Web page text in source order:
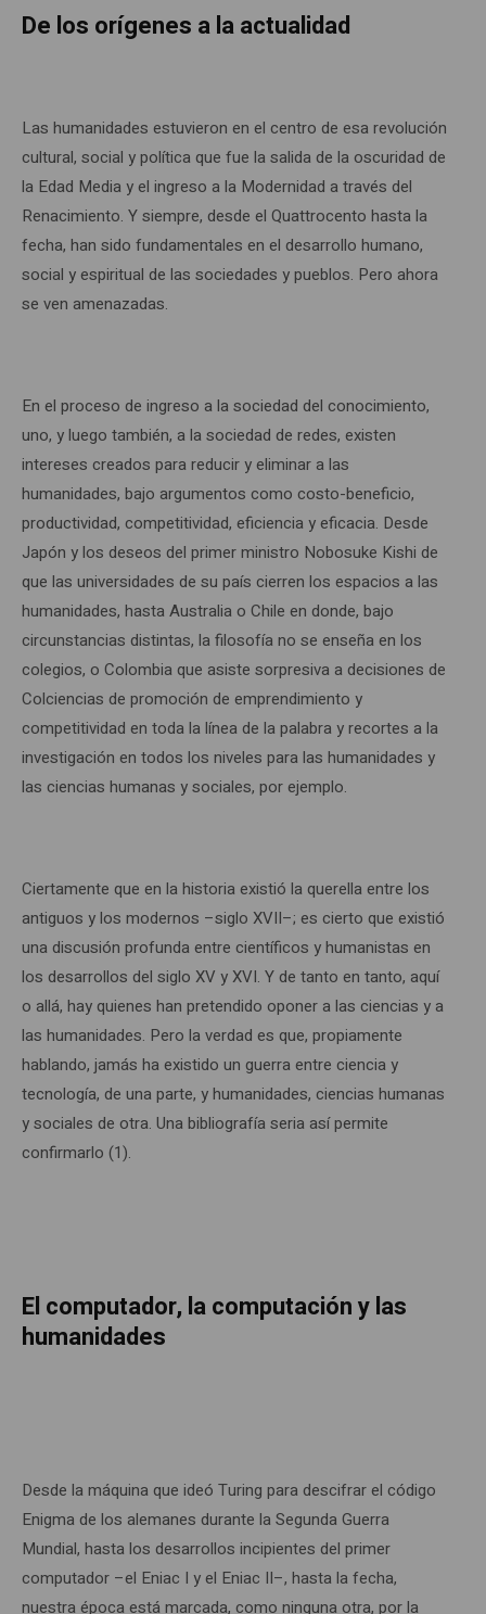
De los orígenes a la actualidad
Las humanidades estuvieron en el centro de esa revolución
cultural, social y política que fue la salida de la oscuridad de
la Edad Media y el ingreso a la Modernidad a través del
Renacimiento. Y siempre, desde el Quattrocento hasta la
fecha, han sido fundamentales en el desarrollo humano,
social y espiritual de las sociedades y pueblos. Pero ahora
se ven amenazadas.
En el proceso de ingreso a la sociedad del conocimiento,
uno, y luego también, a la sociedad de redes, existen
intereses creados para reducir y eliminar a las
humanidades, bajo argumentos como costo-beneficio,
productividad, competitividad, eficiencia y eficacia. Desde
Japón y los deseos del primer ministro Nobosuke Kishi de
que las universidades de su país cierren los espacios a las
humanidades, hasta Australia o Chile en donde, bajo
circunstancias distintas, la filosofía no se enseña en los
colegios, o Colombia que asiste sorpresiva a decisiones de
Colciencias de promoción de emprendimiento y
competitividad en toda la línea de la palabra y recortes a la
investigación en todos los niveles para las humanidades y
las ciencias humanas y sociales, por ejemplo.
Ciertamente que en la historia existió la querella entre los
antiguos y los modernos –siglo XVII–; es cierto que existió
una discusión profunda entre científicos y humanistas en
los desarrollos del siglo XV y XVI. Y de tanto en tanto, aquí
o allá, hay quienes han pretendido oponer a las ciencias y a
las humanidades. Pero la verdad es que, propiamente
hablando, jamás ha existido un guerra entre ciencia y
tecnología, de una parte, y humanidades, ciencias humanas
y sociales de otra. Una bibliografía seria así permite
confirmarlo (1).
El computador, la computación y las
humanidades
Desde la máquina que ideó Turing para descifrar el código
Enigma de los alemanes durante la Segunda Guerra
Mundial, hasta los desarrollos incipientes del primer
computador –el Eniac I y el Eniac II–, hasta la fecha,
nuestra época está marcada, como ninguna otra, por la